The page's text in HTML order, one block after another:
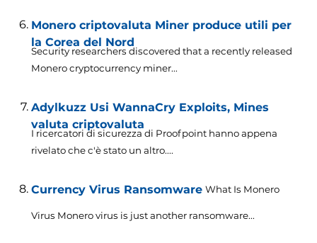
Monero criptovaluta Miner produce utili per
la Corea del Nord
Security researchers discovered that a recently released
Monero cryptocurrency miner...
Adylkuzz Usi WannaCry Exploits, Mines
valuta criptovaluta
I ricercatori di sicurezza di Proofpoint hanno appena
rivelato che c'è stato un altro....
Currency Virus Ransomware What Is Monero
Virus Monero virus is just another ransomware...